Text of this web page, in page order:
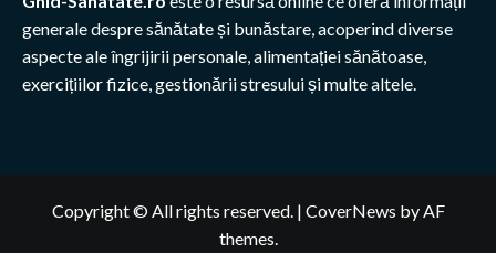
generale despre sănătate și bunăstare, acoperind diverse
aspecte ale îngrijirii personale, alimentației sănătoase,
exercițiilor fizice, gestionării stresului și multe altele.
Copyright © All rights reserved. | CoverNews by AF
themes.